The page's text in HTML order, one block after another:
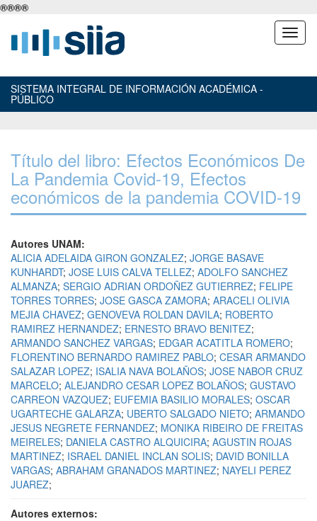
®®®®
SISTEMA INTEGRAL DE INFORMACIÓN ACADÉMICA -
PÚBLICO
Título del libro: Efectos Económicos De
La Pandemia Covid-19, Efectos
económicos de la pandemia COVID-19
Autores UNAM:
ALICIA ADELAIDA GIRON GONZALEZ; JORGE BASAVE
KUNHARDT; JOSE LUIS CALVA TELLEZ; ADOLFO SANCHEZ
ALMANZA; SERGIO ADRIAN ORDOÑEZ GUTIERREZ; FELIPE
TORRES TORRES; JOSE GASCA ZAMORA; ARACELI OLIVIA
MEJIA CHAVEZ; GENOVEVA ROLDAN DAVILA; ROBERTO
RAMIREZ HERNANDEZ; ERNESTO BRAVO BENITEZ;
ARMANDO SANCHEZ VARGAS; EDGAR ACATITLA ROMERO;
FLORENTINO BERNARDO RAMIREZ PABLO; CESAR ARMANDO
SALAZAR LOPEZ; ISALIA NAVA BOLAÑOS; JOSE NABOR CRUZ
MARCELO; ALEJANDRO CESAR LOPEZ BOLAÑOS; GUSTAVO
CARREON VAZQUEZ; EUFEMIA BASILIO MORALES; OSCAR
UGARTECHE GALARZA; UBERTO SALGADO NIETO; ARMANDO
JESUS NEGRETE FERNANDEZ; MONIKA RIBEIRO DE FREITAS
MEIRELES; DANIELA CASTRO ALQUICIRA; AGUSTIN ROJAS
MARTINEZ; ISRAEL DANIEL INCLAN SOLIS; DAVID BONILLA
VARGAS; ABRAHAM GRANADOS MARTINEZ; NAYELI PEREZ
JUAREZ;
Autores externos: